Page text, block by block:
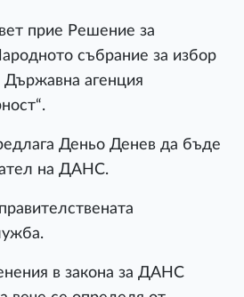
прие Решение за
събрание за избор
Държавна агенция
Деньо Денев да бъде
на ДАНС.
в закона за ДАНС